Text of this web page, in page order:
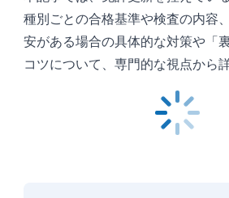
種別ごとの合格基準や検査の内容
安がある場合の具体的な対策や「
コツについて、専門的な視点から